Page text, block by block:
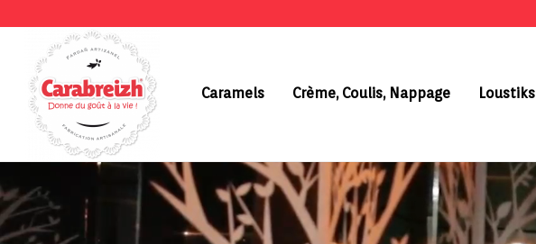
Caramels Crème, Coulis, Nappage Loustiks